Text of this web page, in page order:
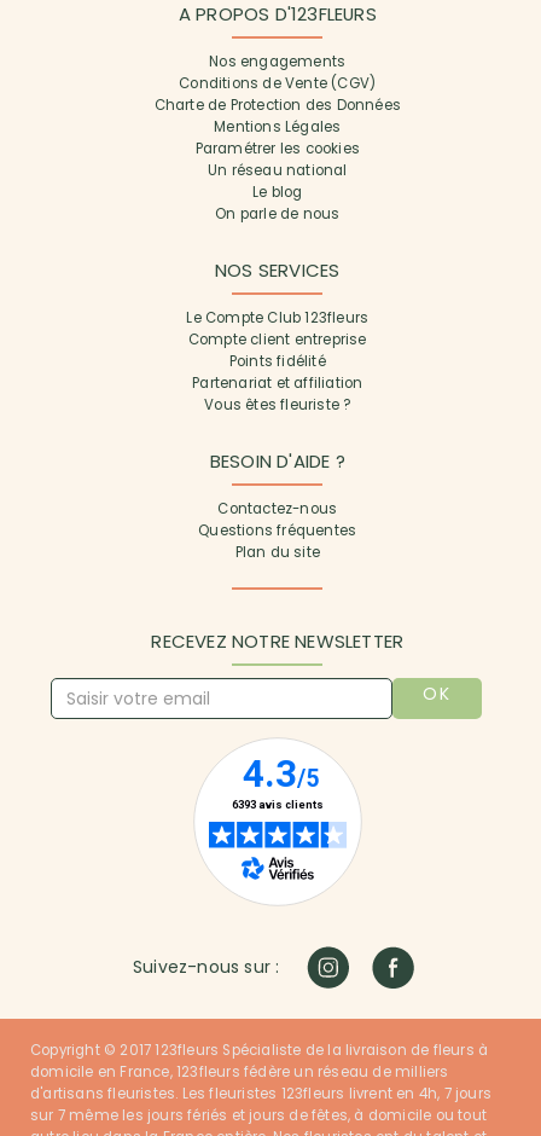
A PROPOS D'123FLEURS
Nos engagements
Conditions de Vente (CGV)
Charte de Protection des Données
Mentions Légales
Paramétrer les cookies
Un réseau national
Le blog
On parle de nous
NOS SERVICES
Le Compte Club 123fleurs
Compte client entreprise
Points fidélité
Partenariat et affiliation
Vous êtes fleuriste ?
BESOIN D'AIDE ?
Contactez-nous
Questions fréquentes
Plan du site
RECEVEZ NOTRE NEWSLETTER
OK
Suivez-nous sur :
Copyright © 2017 123fleurs Spécialiste de la livraison de fleurs à
domicile en France, 123fleurs fédère un réseau de milliers
d'artisans fleuristes. Les fleuristes 123fleurs livrent en 4h, 7 jours
sur 7 même les jours fériés et jours de fêtes, à domicile ou tout